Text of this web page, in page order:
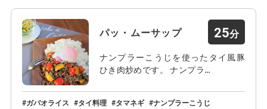
パッ・ムーサップ 25
ナンプラーこうじを使ったタイ風豚
ひき肉炒めです。 ナンプラ…
ガパオライス タイ料理 タマネギ
ナンプラーこうじ